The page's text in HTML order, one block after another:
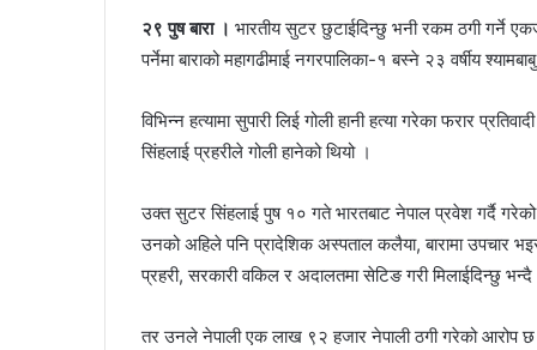
२९ पुष बारा । भारतीय सुटर छुटाईदिन्छु भनी रकम ठगी गर्ने
पर्नेमा बाराको महागढीमाई नगरपालिका-१ बस्ने २३ वर्षीय
विभिन्न हत्यामा सुपारी लिई गोली हानी हत्या गरेका फरार
सिंहलाई प्रहरीले गोली हानेको थियो ।
उक्त सुटर सिंहलाई पुष १० गते भारतबाट नेपाल प्रवेश गर्दै
उनको अहिले पनि प्रादेशिक अस्पताल कलैया, बारामा उपचार
प्रहरी, सरकारी वकिल र अदालतमा सेटिङ गरी मिलाईदिन्छु
तर उनले नेपाली एक लाख ९२ हजार नेपाली ठगी गरेको आरोप